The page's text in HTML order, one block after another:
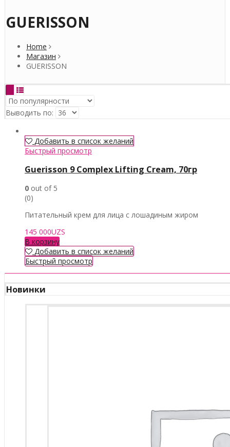
GUERISSON
Home
Магазин
GUERISSON
Выводить по:
Добавить в список желаний
Быстрый просмотр
Guerisson 9 Complex Lifting Cream, 70гр
0 out of 5
(0)
Питательный крем для лица с лошадиным жиром
145 000UZS
В корзину
Добавить в список желаний
Быстрый просмотр
Новинки